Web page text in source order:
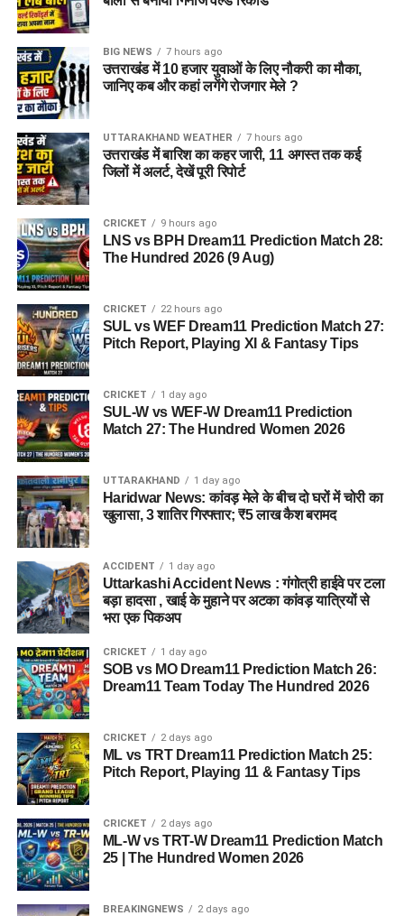
है। बालों को जमीन से दूर रखने और उन्हें व्यवस्थित रखने के लिए वह विशेष
काफी समय लग जाता है। इतनी लंबाई के बावजूद रेणु अपने बालों की
देखभाल में कोई लापरवाही नहीं बरततीं।
BIG NEWS 7 hours ago
उत्तराखंड में 10 हजार युवाओं के लिए नौकरी का मौका,
जानिए कब और कहां लगेंगे रोजगार मेले ?
UTTARAKHAND WEATHER 7 hours ago
उत्तराखंड में बारिश का कहर जारी, 11 अगस्त तक कई
जिलों में अलर्ट, देखें पूरी रिपोर्ट
CRICKET 9 hours ago
LNS vs BPH Dream11 Prediction Match 28:
The Hundred 2026 (9 Aug)
CRICKET 22 hours ago
SUL vs WEF Dream11 Prediction Match 27:
Pitch Report, Playing XI & Fantasy Tips
CRICKET 1 day ago
SUL-W vs WEF-W Dream11 Prediction
Match 27: The Hundred Women 2026
UTTARAKHAND 1 day ago
Haridwar News: कांवड़ मेले के बीच दो घरों में चोरी का
खुलासा, 3 शातिर गिरफ्तार; ₹5 लाख कैश बरामद
ACCIDENT 1 day ago
Uttarkashi Accident News : गंगोत्री हाईवे पर टला
बड़ा हादसा , खाई के मुहाने पर अटका कांवड़ यात्रियों से
भरा एक पिकअप
CRICKET 1 day ago
SOB vs MO Dream11 Prediction Match 26:
Dream11 Team Today The Hundred 2026
CRICKET 2 days ago
ML vs TRT Dream11 Prediction Match 25:
Pitch Report, Playing 11 & Fantasy Tips
CRICKET 2 days ago
ML-W vs TRT-W Dream11 Prediction Match
25 | The Hundred Women 2026
BREAKINGNEWS 2 days ago